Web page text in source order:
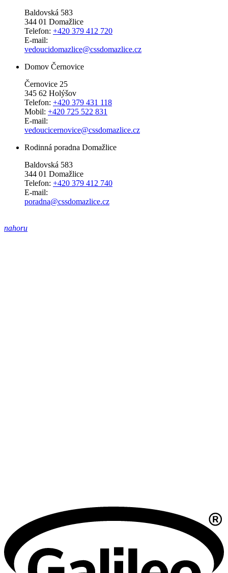
Baldovská 583
344 01 Domažlice
Telefon: +420 379 412 720
E-mail:
vedoucidomazlice@cssdomazlice.cz
Domov Černovice
Černovice 25
345 62 Holýšov
Telefon: +420 379 431 118
Mobil: +420 725 522 831
E-mail:
vedoucicernovice@cssdomazlice.cz
Rodinná poradna Domažlice
Baldovská 583
344 01 Domažlice
Telefon: +420 379 412 740
E-mail:
poradna@cssdomazlice.cz
nahoru